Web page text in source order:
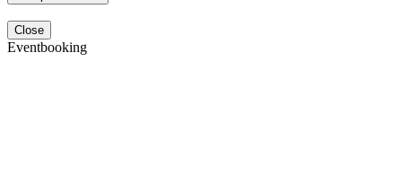
Close
Eventbooking